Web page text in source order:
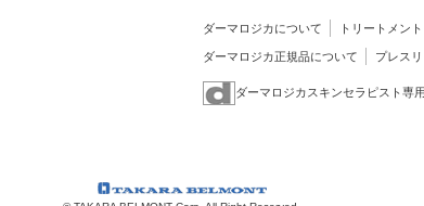
ダーマロジカについて トリートメント
ダーマロジカ正規品について プレス
ダーマロジカスキンセラピスト専